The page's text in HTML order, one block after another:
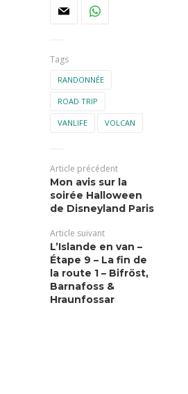
Tags
RANDONNÉE
ROAD TRIP
VANLIFE VOLCAN
Article précédent
Mon avis sur la
soirée Halloween
de Disneyland Paris
Article suivant
L’Islande en van –
Étape 9 – La fin de
la route 1 – Bifröst,
Barnafoss &
Hraunfossar